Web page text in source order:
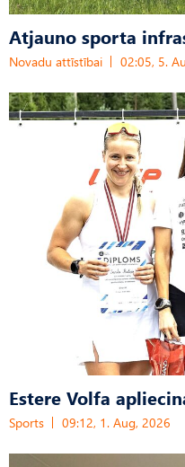
Atjauno sporta
Novadu attīstībai 02:05, 5.
Estere Volfa
Sports 09:12, 1. Aug, 2026